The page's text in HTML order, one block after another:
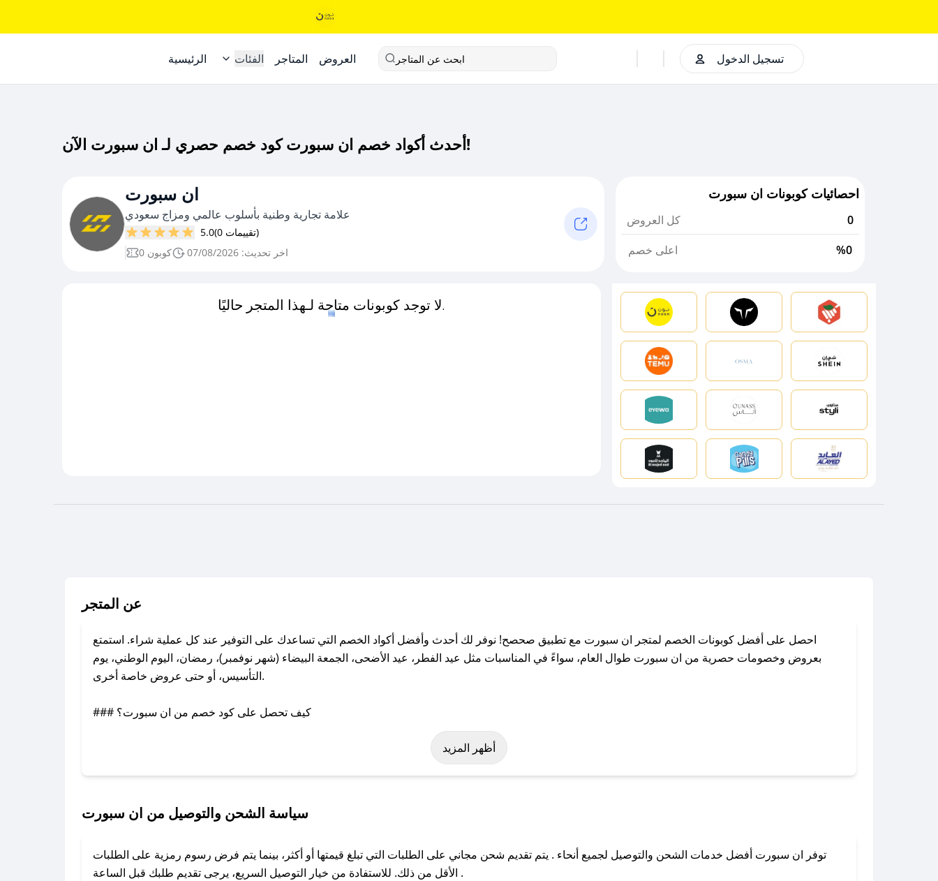
الرئيسية الفئات المتاجر العروض ابحث عن المتاجر تسجيل الدخول
أحدث أكواد خصم ان سبورت كود خصم حصري لـ ان سبورت الآن!
ان سبورت
علامة تجارية وطنية بأسلوب عالمي ومزاج سعودي
5.0
(0 تقييمات)
0 كوبون
اخر تحديث: 07/08/2026
احصائيات كوبونات ان سبورت
كل العروض
0
اعلى خصم
%0
لا توجد كوبونات متاحة لـهذا المتجر حاليًا.
عن المتجر
احصل على أفضل كوبونات الخصم لمتجر ان سبورت مع تطبيق صحصح! نوفر لك أحدث وأفضل أكواد الخصم التي تساعدك على التوفير عند كل عملية شراء. استمتع
بعروض وخصومات حصرية من ان سبورت طوال العام، سواءً في المناسبات مثل عيد الفطر، عيد الأضحى، الجمعة البيضاء (شهر نوفمبر)، رمضان، اليوم الوطني، يوم
التأسيس، أو حتى عروض خاصة أخرى.
### كيف تحصل على كود خصم من ان سبورت؟
باستخدام تطبيق صحصح، يمكنك العثور بسهولة على كود خصم ان سبورت. وفي حال عدم توفر الكوبون، تواصل معنا عبر تويتر أو البريد الإلكتروني لإضافته بسرعة.
لا تقلق! يمكنك التواصل مع فريق دعم صحصح عبر الرسائل الخاصة على تويتر أو البريد الإلكتروني، وسنقوم بحل المشكلة في أسرع وقت ممكن.
أظهر المزيد
سياسة الشحن والتوصيل من ان سبورت
توفر ان سبورت أفضل خدمات الشحن والتوصيل لجميع أنحاء . يتم تقديم شحن مجاني على الطلبات التي تبلغ قيمتها أو أكثر، بينما يتم فرض رسوم رمزية على الطلبات
الأقل من ذلك. للاستفادة من خيار التوصيل السريع، يرجى تقديم طلبك قبل الساعة .